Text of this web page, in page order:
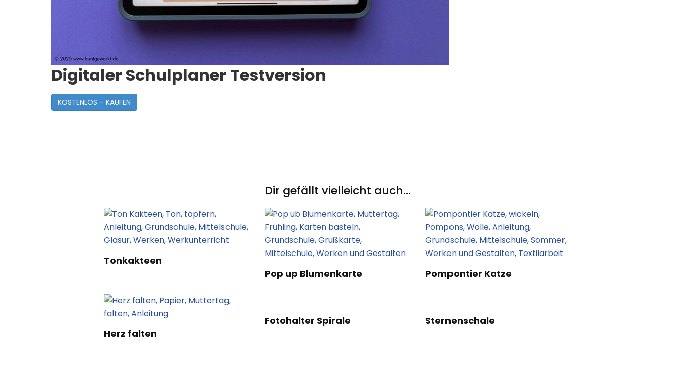
Digitaler Schulplaner Testversion
KOSTENLOS – KAUFEN
Dir gefällt vielleicht auch...
Tonkakteen
Pop up Blumenkarte
Pompontier Katze
Herz falten
Fotohalter Spirale Sternenschale